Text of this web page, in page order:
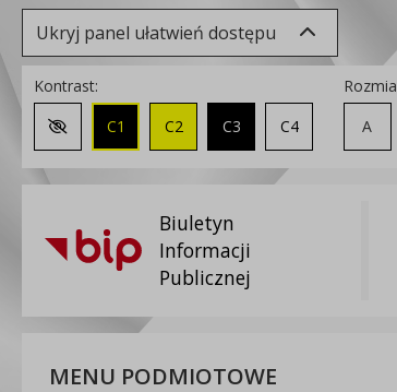
Ukryj panel ułatwień dostępu
Kontrast:
Zmień kontrast na domyślny
C1 C2 C3 C4
A
Biuletyn
Informacji
Publicznej
MENU PODMIOTOWE